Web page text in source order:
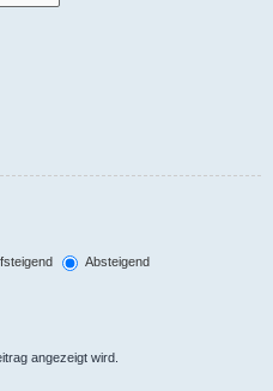
Absteigend
angezeigt wird.